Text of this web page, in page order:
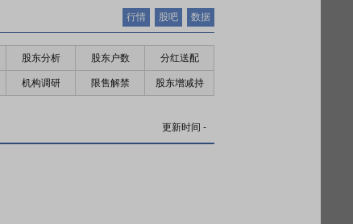
行情 股吧 数据
股东分析 股东户数 分红送配
机构调研 限售解禁 股东增减持
更新时间 -